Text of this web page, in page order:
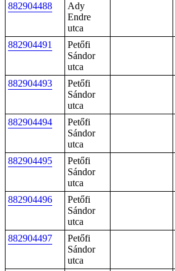
882904488
Ady
Endre
utca
882904491
Petőfi
Sándor
utca
882904493
Petőfi
Sándor
utca
882904494
Petőfi
Sándor
utca
882904495
Petőfi
Sándor
utca
882904496
Petőfi
Sándor
utca
882904497
Petőfi
Sándor
utca